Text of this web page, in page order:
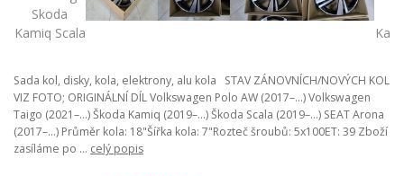
Sada kol, disky, kola, elektrony, alu kola STAV ZÁNOVNÍCH/NOVÝCH KOL
VIZ FOTO; ORIGINÁLNÍ DÍL Volkswagen Polo AW (2017–…) Volkswagen
Taigo (2021–…) Škoda Kamiq (2019–…) Škoda Scala (2019–…) SEAT Arona
(2017–…) Průměr kola: 18"Šířka kola: 7"Rozteč šroubů: 5x100ET: 39 Zboží
zasíláme po ... celý popis